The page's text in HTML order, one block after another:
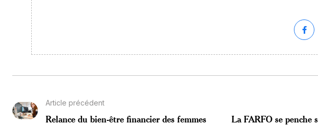
Article précédent
Relance du bien-être financier des femmes La FARFO se penche